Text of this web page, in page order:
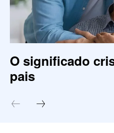
O significado
pais